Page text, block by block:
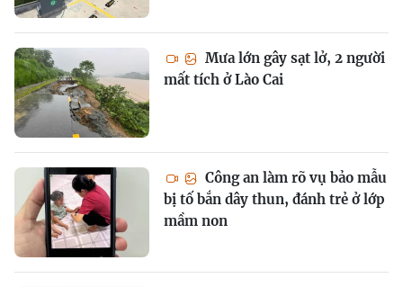
Mưa lớn gây sạt lở, 2 người
mất tích ở Lào Cai
Công an làm rõ vụ bảo mẫu
bị tố bắn dây thun, đánh trẻ ở lớp
mầm non